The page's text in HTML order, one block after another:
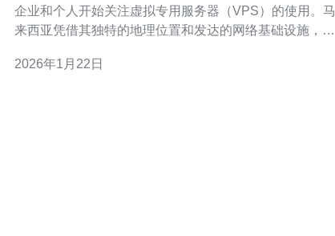
企业和个人开始关注虚拟专用服务器（VPS）的使用。马
来西亚凭借其独特的地理位置和发达的网络基础设施，成
马来西亚市场上最受欢迎的VPS服务，帮助用户在选择时
2026年1月22日